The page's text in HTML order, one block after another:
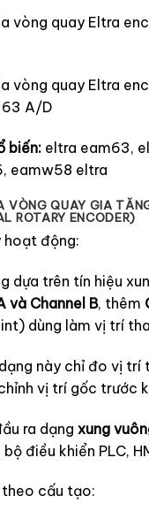
vòng quay Eltra
vòng quay Eltra
A/D
biến: eltra eam63,
eamw58 eltra
VÒNG QUAY GIA
ROTARY ENCODER)
hoạt động:
dựa trên tín hiệu
và Channel B, thêm
dùng làm vị trí
này chỉ đo vị trí
vị trí gốc trước
ra dạng xung
điều khiển PLC,
theo cấu tạo: